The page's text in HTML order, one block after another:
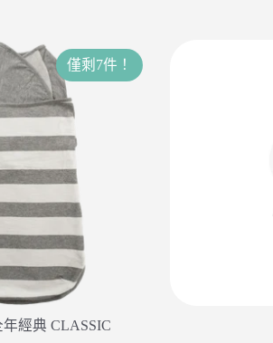
經典 CLASSIC
僅剩7件！